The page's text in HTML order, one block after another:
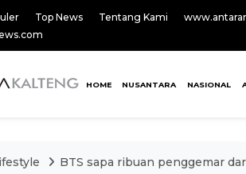
Top News Tentang Kami
HOME NUSANTARA NASIONAL
BTS sapa ribuan penggemar